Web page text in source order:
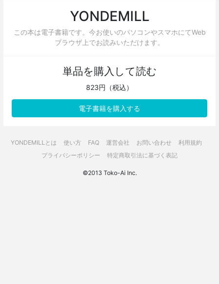
YONDEMILL
この本は電子書籍です。今お使いのパソコンやスマホにてWeb
ブラウザ上でお読みいただけます。
単品を購入して読む
823円（税込）
電子書籍を購入する
YONDEMILLとは 使い方 FAQ 運営会社 お問い合わせ
利用規約
プライバシーポリシー
特定商取引法に基づく表記
©2013 Toko-Ai Inc.